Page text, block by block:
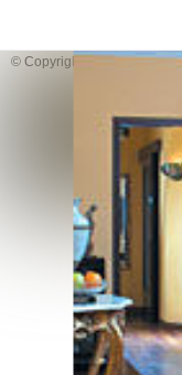
© Copyright: